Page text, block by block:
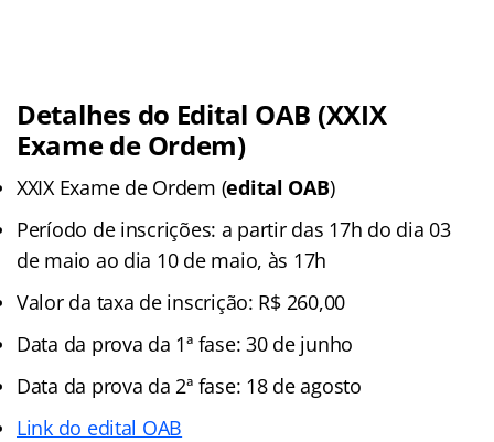
Detalhes do Edital OAB (XXIX
Exame de Ordem)
XXIX Exame de Ordem (edital OAB)
Período de inscrições: a partir das 17h do dia 03
de maio ao dia 10 de maio, às 17h
Valor da taxa de inscrição: R$ 260,00
Data da prova da 1ª fase: 30 de junho
Data da prova da 2ª fase: 18 de agosto
Link do edital OAB